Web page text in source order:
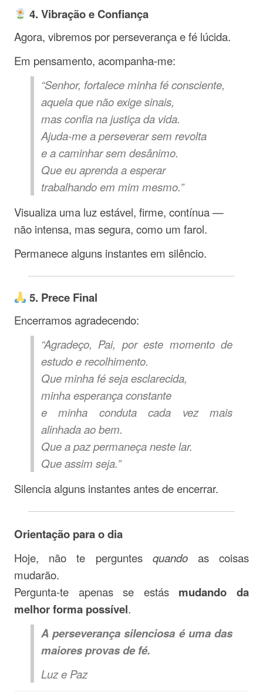
4. Vibração e Confiança
Agora, vibremos por perseverança e fé lúcida.
Em pensamento, acompanha-me:
“Senhor, fortalece minha fé consciente,
aquela que não exige sinais,
mas confia na justiça da vida.
Ajuda-me a perseverar sem revolta
e a caminhar sem desânimo.
Que eu aprenda a esperar
trabalhando em mim mesmo.”
Visualiza uma luz estável, firme, contínua —
não intensa, mas segura, como um farol.
Permanece alguns instantes em silêncio.
5. Prece Final
Encerramos agradecendo:
“Agradeço, Pai, por este momento de
estudo e recolhimento.
Que minha fé seja esclarecida,
minha esperança constante
e minha conduta cada vez mais
alinhada ao bem.
Que a paz permaneça neste lar.
Que assim seja.”
Silencia alguns instantes antes de encerrar.
Orientação para o dia
Hoje, não te perguntes quandoas coisas
mudarão.
Pergunta-te apenas se estás mudando da
melhor forma possível.
A perseverança silenciosa é uma das
maiores provas de fé.
Luz e Paz